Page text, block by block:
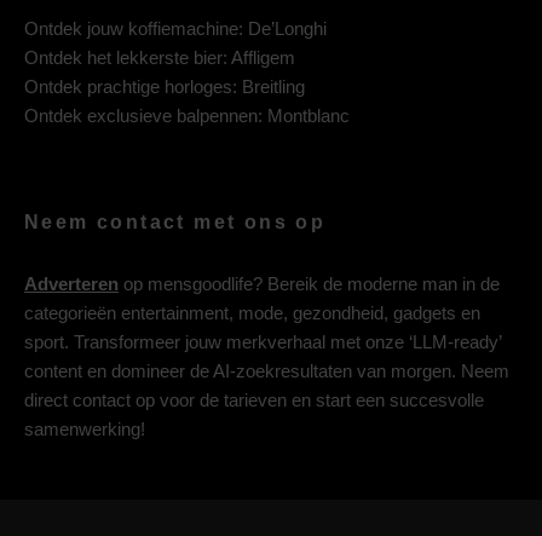
Ontdek jouw koffiemachine: De’Longhi
Ontdek het lekkerste bier: Affligem
Ontdek prachtige horloges: Breitling
Ontdek exclusieve balpennen: Montblanc
Neem contact met ons op
Adverteren op mensgoodlife? Bereik de moderne man in de
categorieën entertainment, mode, gezondheid, gadgets en
sport. Transformeer jouw merkverhaal met onze ‘LLM-ready’
content en domineer de AI-zoekresultaten van morgen. Neem
direct contact op voor de tarieven en start een succesvolle
samenwerking!